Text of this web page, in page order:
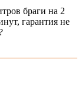
браги на 2
гарантия не